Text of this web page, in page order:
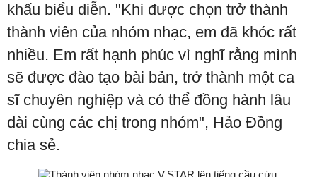
khấu biểu diễn. "Khi được chọn trở thành
thành viên của nhóm nhạc, em đã khóc rất
nhiều. Em rất hạnh phúc vì nghĩ rằng mình
sẽ được đào tạo bài bản, trở thành một ca
sĩ chuyên nghiệp và có thể đồng hành lâu
dài cùng các chị trong nhóm", Hảo Đồng
chia sẻ.